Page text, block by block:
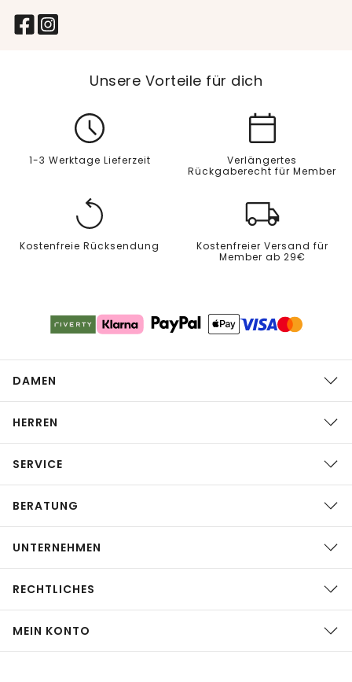
Unsere Vorteile für dich
1-3 Werktage Lieferzeit
Verlängertes
Rückgaberecht für Member
Kostenfreie Rücksendung
Kostenfreier Versand für
Member ab 29€
DAMEN
HERREN
SERVICE
BERATUNG
UNTERNEHMEN
RECHTLICHES
MEIN KONTO